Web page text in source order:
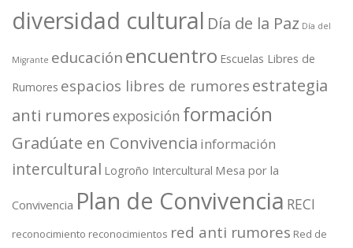
diversidad cultural Día de la Paz Día del
Migrante educaciónencuentro Escuelas Libres de
Rumores espacios libres de rumores estrategia
anti rumoresexposición formación
Gradúate en Convivencia información
intercultural Logroño Intercultural Mesa por la
Convivencia Plan de Convivencia RECI
reconocimiento reconocimientos red anti rumores Red de